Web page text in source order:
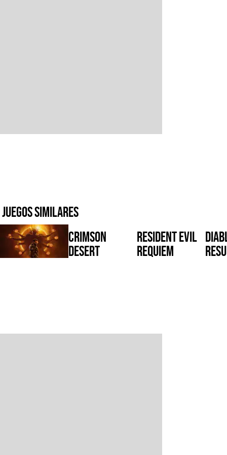
Juegos similares
Crimson
Desert
Resident Evil
Requiem